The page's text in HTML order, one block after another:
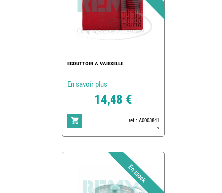
EGOUTTOIR A VAISSELLE
En savoir plus
14,48 €
ref : A0003841
2